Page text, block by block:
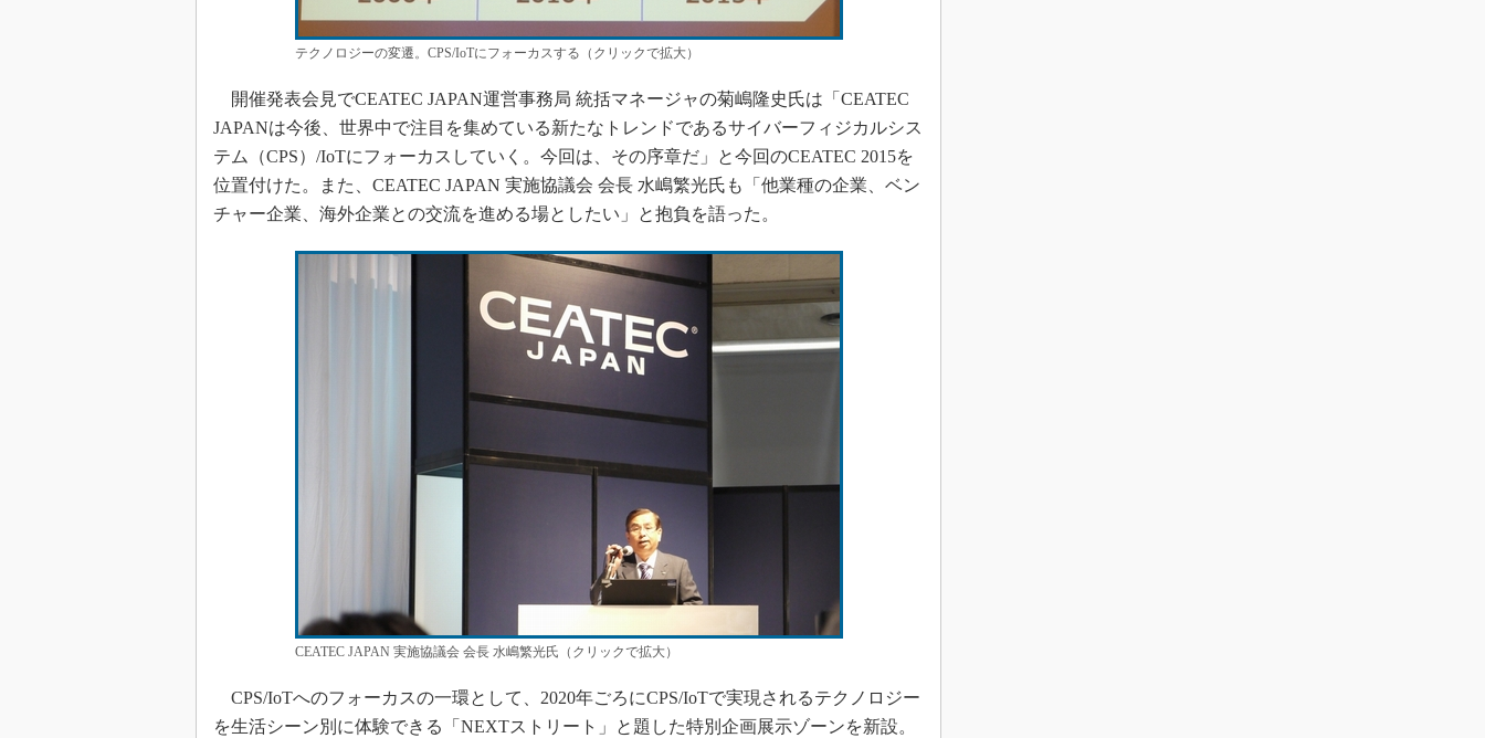
テクノロジーの変遷。CPS/IoTにフォーカスする（クリックで拡大）
開催発表会見でCEATEC JAPAN運営事務局 統括マネージャの菊嶋隆史氏は「CEATEC
JAPANは今後、世界中で注目を集めている新たなトレンドであるサイバーフィジカルシス
テム（CPS）/IoTにフォーカスしていく。今回は、その序章だ」と今回のCEATEC 2015を
位置付けた。また、CEATEC JAPAN 実施協議会 会長 水嶋繁光氏も「他業種の企業、ベン
チャー企業、海外企業との交流を進める場としたい」と抱負を語った。
CEATEC JAPAN 実施協議会 会長 水嶋繁光氏（クリックで拡大）
CPS/IoTへのフォーカスの一環として、2020年ごろにCPS/IoTで実現されるテクノロジー
を生活シーン別に体験できる「NEXTストリート」と題した特別企画展示ゾーンを新設。